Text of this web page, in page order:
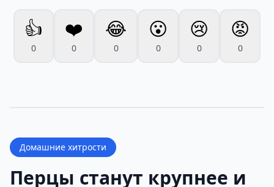
👍
0
❤️
0
😂
0
😮
0
😢
0
😡
0
Домашние хитрости
Перцы станут крупнее и